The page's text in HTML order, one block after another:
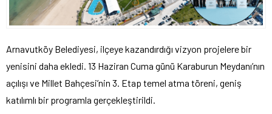
Arnavutköy Belediyesi, ilçeye kazandırdığı vizyon projelere bir
yenisini daha ekledi. 13 Haziran Cuma günü Karaburun Meydanı’nın
açılışı ve Millet Bahçesi’nin 3. Etap temel atma töreni, geniş
katılımlı bir programla gerçekleştirildi.